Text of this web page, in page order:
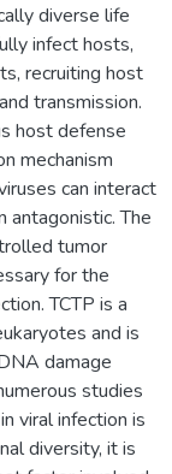
diverse life
infect hosts,
recruiting host
transmission.
host defense
mechanism
can interact
antagonistic. The
tumor
for the
TCTP is a
and is
damage
studies
viral infection is
diversity, it is